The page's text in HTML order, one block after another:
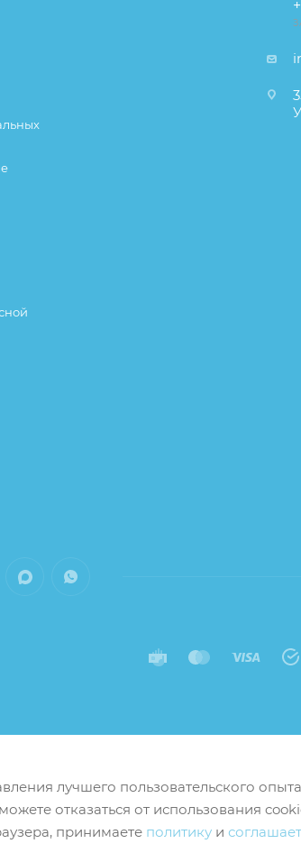
лучшего пользовательского
отказаться от использования
принимаете политику и